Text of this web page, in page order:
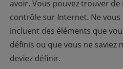
avoir. Vous pouvez trouver
contrôle sur Internet. Ne vous
incluent des éléments que
définis ou que vous ne saviez
deviez définir.